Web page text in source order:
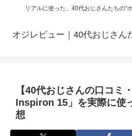
リアルに使った、40代おじさんたちの“
オジレビュー｜40代おじさん
【40代おじさんの口コミ
Inspiron 15」を実際に使
想